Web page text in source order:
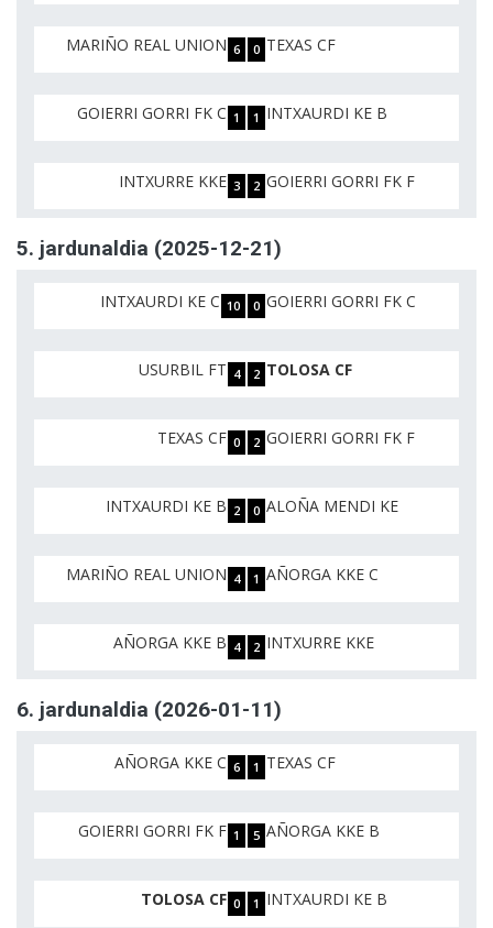
MARIÑO REAL UNION 6 0 TEXAS CF
GOIERRI GORRI FK C 1 1 INTXAURDI KE B
INTXURRE KKE 3 2 GOIERRI GORRI FK F
5. jardunaldia (2025-12-21)
INTXAURDI KE C 10 0 GOIERRI GORRI FK C
USURBIL FT 4 2 TOLOSA CF
TEXAS CF 0 2 GOIERRI GORRI FK F
INTXAURDI KE B 2 0 ALOÑA MENDI KE
MARIÑO REAL UNION 4 1 AÑORGA KKE C
AÑORGA KKE B 4 2 INTXURRE KKE
6. jardunaldia (2026-01-11)
AÑORGA KKE C 6 1 TEXAS CF
GOIERRI GORRI FK F 1 5 AÑORGA KKE B
TOLOSA CF 0 1 INTXAURDI KE B